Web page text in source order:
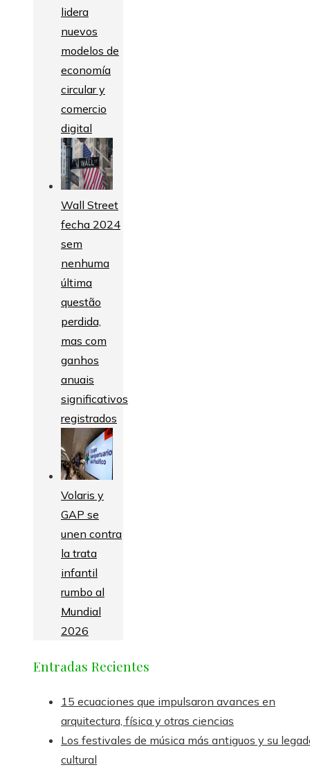
lidera
nuevos
modelos de
economía
circular y
comercio
digital
Wall Street
fecha 2024
sem
nenhuma
última
questão
perdida,
mas com
ganhos
anuais
significativos
registrados
Volaris y
GAP se
unen contra
la trata
infantil
rumbo al
Mundial
2026
Entradas Recientes
15 ecuaciones que impulsaron avances en
arquitectura, física y otras ciencias
Los festivales de música más antiguos y su
cultural